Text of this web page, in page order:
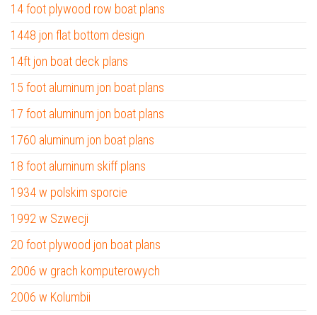
14 foot plywood row boat plans
1448 jon flat bottom design
14ft jon boat deck plans
15 foot aluminum jon boat plans
17 foot aluminum jon boat plans
1760 aluminum jon boat plans
18 foot aluminum skiff plans
1934 w polskim sporcie
1992 w Szwecji
20 foot plywood jon boat plans
2006 w grach komputerowych
2006 w Kolumbii